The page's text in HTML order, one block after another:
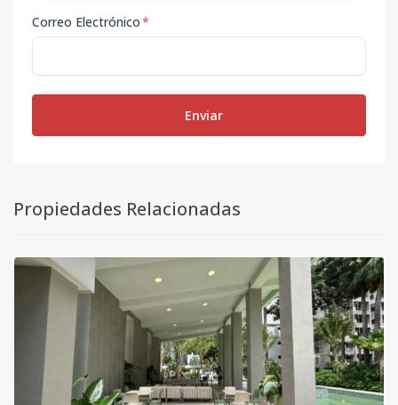
Correo Electrónico*
Enviar
Propiedades Relacionadas